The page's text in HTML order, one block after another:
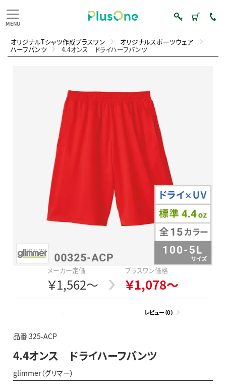
オリジナルTシャツ作成プラスワン オリジナルスポーツウェア
ハーフパンツ 4.4オンス ドライハーフパンツ
メーカー定価
￥1,562～
プラスワン価格
￥1,078～
- レビュー（0）
品番 325-ACP
4.4オンス ドライハーフパンツ
glimmer（グリマー）